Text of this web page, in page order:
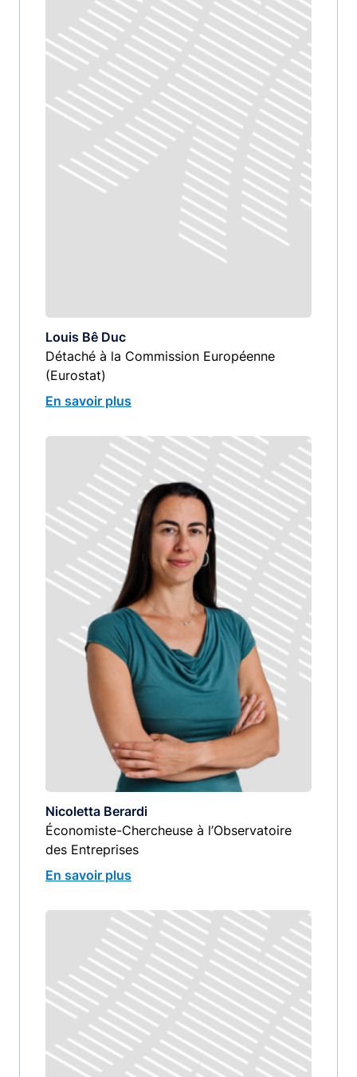
Louis Bê Duc
Détaché à la Commission Européenne
(Eurostat)
En savoir plus
image
Nicoletta Berardi
Économiste-Chercheuse à l’Observatoire
des Entreprises
En savoir plus
image